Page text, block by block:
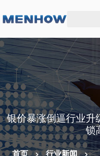
银价暴涨倒逼行业升
锁